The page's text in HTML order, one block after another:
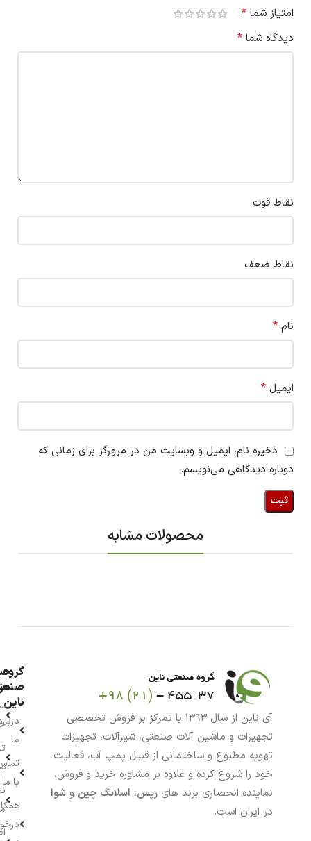
امتیاز شما *
دیدگاه شما *
نقاط قوت
نقاط ضعف
نام *
ایمیل *
ذخیره نام، ایمیل و وبسایت من در مرورگر برای زمانی که
دوباره دیدگاهی می‌نویسم.
محصولات مشابه
آی ناین از سال ۱۳۹۳ با تمرکز بر فروش تخصصی
تجهیزات و ماشین آلات صنعتی، شیرآلات، تجهیزات
تهویه مطبوع و ساختمانی از قبیل پمپ آب، فعالیت
خود را شروع کرده و علاوه بر مشاوره خرید و فروش،
نماینده انحصاری برند های رپس، اسلانگ چین و شوا
در ایران است.
گروه
ناین
ما
با ما